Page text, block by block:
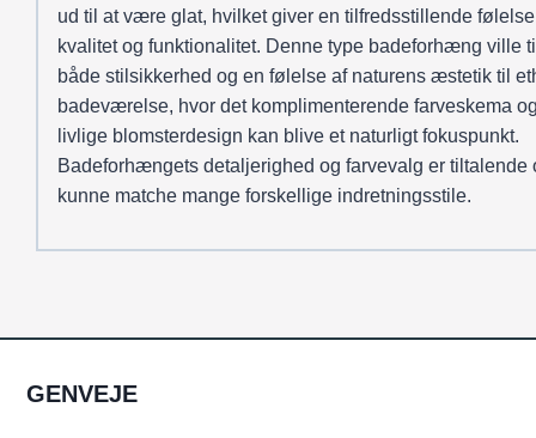
ud til at være glat, hvilket giver en tilfredsstillende
kvalitet og funktionalitet. Denne type badeforhæng ville
både stilsikkerhed og en følelse af naturens æstetik til
badeværelse, hvor det komplimenterende farveskema
livlige blomsterdesign kan blive et naturligt fokuspunkt.
Badeforhængets detaljerighed og farvevalg er tiltalende
kunne matche mange forskellige indretningsstile.
GENVEJE